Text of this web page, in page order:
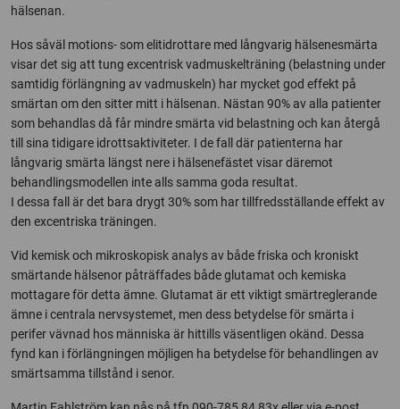
hälsenan.
Hos såväl motions- som elitidrottare med långvarig hälsenesmärta
visar det sig att tung excentrisk vadmuskelträning (belastning under
samtidig förlängning av vadmuskeln) har mycket god effekt på
smärtan om den sitter mitt i hälsenan. Nästan 90% av alla patienter
som behandlas då får mindre smärta vid belastning och kan återgå
till sina tidigare idrottsaktiviteter. I de fall där patienterna har
långvarig smärta längst nere i hälsenefästet visar däremot
behandlingsmodellen inte alls samma goda resultat.
I dessa fall är det bara drygt 30% som har tillfredsställande effekt av
den excentriska träningen.
Vid kemisk och mikroskopisk analys av både friska och kroniskt
smärtande hälsenor påträffades både glutamat och kemiska
mottagare för detta ämne. Glutamat är ett viktigt smärtreglerande
ämne i centrala nervsystemet, men dess betydelse för smärta i
perifer vävnad hos människa är hittills väsentligen okänd. Dessa
fynd kan i förlängningen möjligen ha betydelse för behandlingen av
smärtsamma tillstånd i senor.